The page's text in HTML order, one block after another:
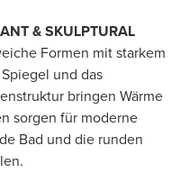
& SKULPTURAL
Formen mit starkem
und das
bringen Wärme
sorgen für moderne
Bad und die runden